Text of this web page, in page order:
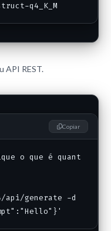
q4_K_M
API REST.
Copiar
o que é quant
generate -d